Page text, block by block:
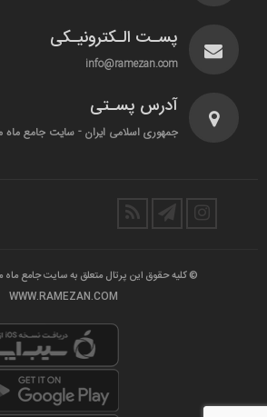
پسـت الـکترونیـکی
info@ramezan.com
آدرس پسـتی
جمهوری اسلامی ایران - سایت جامع ماه
© کلیه حقوق این پرتال متعلق به سایت جامع
WWW.RAMEZAN.COM